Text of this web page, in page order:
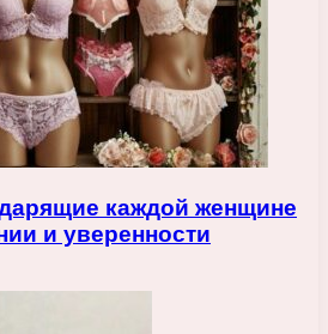
каждой женщине
и уверенности